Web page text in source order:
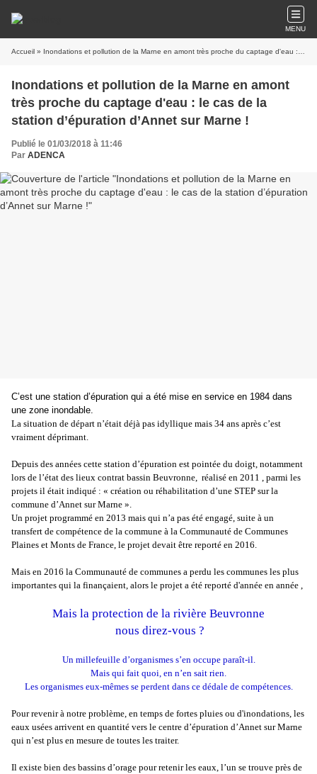
MENU
Accueil » Inondations et pollution de la Marne en amont très proche du captage d'eau : le cas de la station d’épuration d’Annet sur Marne !
Inondations et pollution de la Marne en amont
très proche du captage d'eau : le cas de la
station d’épuration d’Annet sur Marne !
Publié le 01/03/2018 à 11:46
Par ADENCA
C’est une station d’épuration qui a été mise en service en 1984 dans
une zone inondable.
La situation de départ n’était déjà pas idyllique mais 34 ans après c’est
vraiment déprimant.
Depuis des années cette station d’épuration est pointée du doigt, notamment
lors de l’état des lieux contrat bassin Beuvronne, réalisé en 2011 , parmi les
projets il était indiqué : « création ou réhabilitation d’une STEP sur la
commune d’Annet sur Marne ».
Un projet programmé en 2013 mais qui n’a pas été engagé, suite à un
transfert de compétence de la commune à la Communauté de Communes
Plaines et Monts de France, le projet devait être reporté en 2016.
Mais en 2016 la Communauté de communes a perdu les communes les plus
importantes qui la finançaient, alors le projet a été reporté d'année en année ,
Mais la protection de la rivière Beuvronne
nous direz-vous ?
Un millefeuille d’organismes s’en occupe paraît-il.
Mais qui fait quoi, en n’en sait rien.
Les organismes eux-mêmes se perdent dans ce dédale de compétences.
Pour revenir à notre problème, en temps de fortes pluies ou d'inondations, les
eaux usées arrivent en quantité vers le centre d’épuration d’Annet sur Marne
qui n’est plus en mesure de toutes les traiter.
Il existe bien des bassins d’orage pour retenir les eaux, l’un se trouve près de